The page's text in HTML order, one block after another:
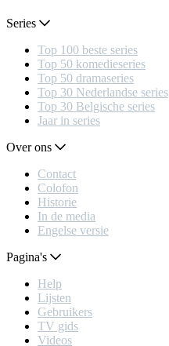
Series
Top 100 beste series
Top 50 komedieseries
Top 50 dramaseries
Top 30 Nederlandse series
Top 30 Belgische series
Jaar in series
Over ons
Contact
Colofon
Historie
In de media
Engelse versie
Pagina's
Help
Lijsten
Gebruikers
TV gids
Videos